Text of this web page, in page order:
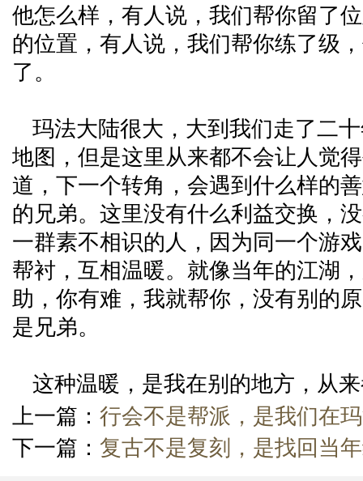
他怎么样，有人说，我们帮你留了
的位置，有人说，我们帮你练了级
了。
玛法大陆很大，大到我们走了二
地图，但是这里从来都不会让人觉
道，下一个转角，会遇到什么样的
的兄弟。这里没有什么利益交换，
一群素不相识的人，因为同一个游
帮衬，互相温暖。就像当年的江湖
助，你有难，我就帮你，没有别的
是兄弟。
这种温暖，是我在别的地方，从
上一篇： 行会不是帮派，是我们在
下一篇： 复古不是复刻，是找回当